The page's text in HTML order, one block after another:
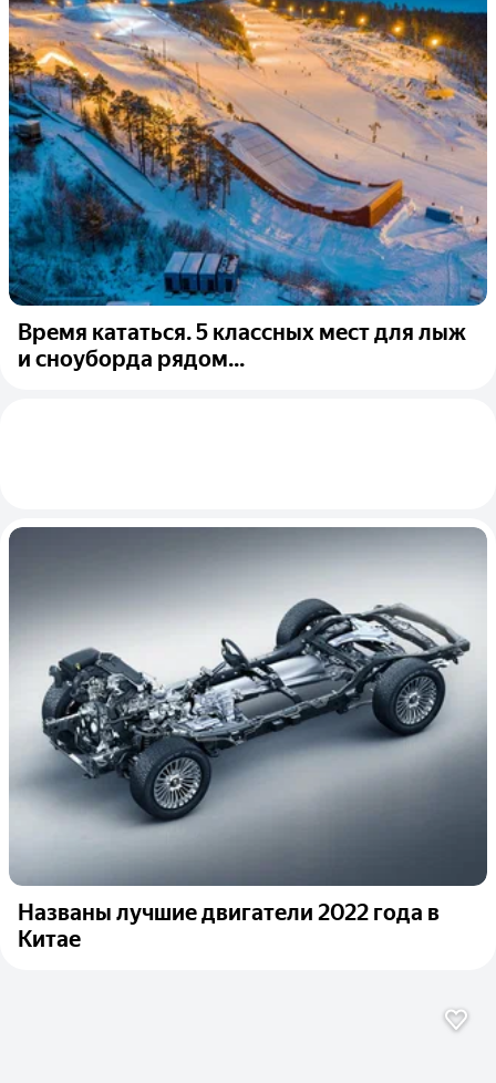
Время кататься. 5 классных мест для лыж
и сноуборда рядом...
Названы лучшие двигатели 2022 года в
Китае